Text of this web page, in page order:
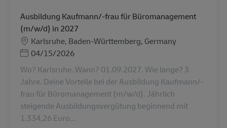
Ausbildung Kaufmann/-frau für Büromanagement
(m/w/d) in 2027
Місцезнаходження
Karlsruhe, Baden-Württemberg, Germany
Posted Date
04/15/2026
Wo? Karlsruhe. Wann? 01.09.2027. Wie lange? 3
Jahre. Deine Vorteile bei der Ausbildung Kaufmann/-
frau für Büromanagement (m/w/d). Jährlich
steigende Ausbildungsvergütung beginnend mit
1.334,26 Euro...